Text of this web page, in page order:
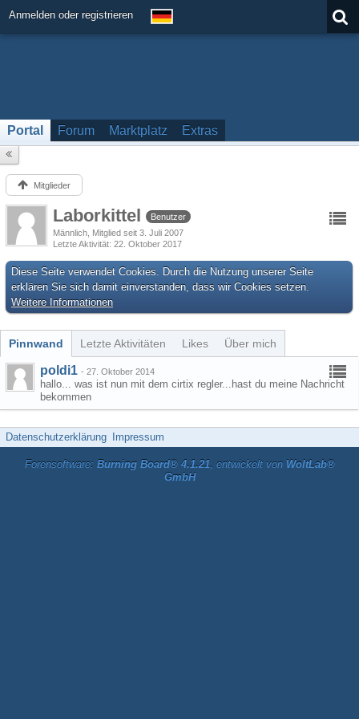
Anmelden oder registrieren
Portal Forum Marktplatz Extras
Mitglieder
Laborkittel
Benutzer
Männlich Mitglied seit 3. Juli 2007
Letzte Aktivität 22. Oktober 2017
Diese Seite verwendet Cookies. Durch die Nutzung unserer Seite
erklären Sie sich damit einverstanden, dass wir Cookies setzen.
Weitere Informationen
Pinnwand Letzte Aktivitäten Likes Über mich
poldi1 - 27. Oktober 2014
hallo... was ist nun mit dem cirtix regler...hast du meine Nachricht
bekommen
Datenschutzerklärung Impressum
Forensoftware: Burning Board® 4.1.21, entwickelt von WoltLab®
GmbH